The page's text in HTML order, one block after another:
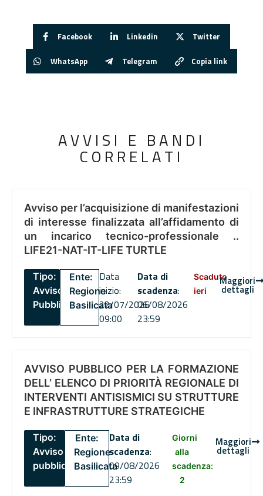
Facebook Linkedin Twitter
WhatsApp Telegram Copia link
AVVISI E BANDI
CORRELATI
Avviso per l’acquisizione di manifestazioni
di interesse finalizzata all’affidamento di
un incarico tecnico-professionale ..
LIFE21-NAT-IT-LIFE TURTLE
Tipo:
Avviso
Pubblico
Ente:
Regione
Basilicata
Data
inizio:
22/07/2026
09:00
Data di
scadenza:
06/08/2026
23:59
Scaduto
ieri
Maggiori
dettagli
AVVISO PUBBLICO PER LA FORMAZIONE
DELL’ ELENCO DI PRIORITÀ REGIONALE DI
INTERVENTI ANTISISMICI SU STRUTTURE
E INFRASTRUTTURE STRATEGICHE
Tipo:
Avviso
pubblico
Ente:
Regione
Basilicata
Data di
scadenza:
09/08/2026
23:59
Giorni
alla
scadenza:
2
Maggiori
dettagli